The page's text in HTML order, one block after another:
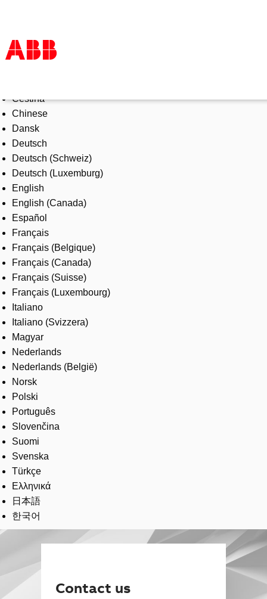
Products & Solutions
Industries
Services
About us
Where to buy
Contact us
Careers
Čeština
Chinese
Dansk
Deutsch
Deutsch (Schweiz)
Deutsch (Luxemburg)
English
English (Canada)
Español
Français
Français (Belgique)
Français (Canada)
Français (Suisse)
Français (Luxembourg)
Italiano
Italiano (Svizzera)
Magyar
Nederlands
Nederlands (België)
Norsk
Polski
Português
Slovenčina
Suomi
Svenska
Türkçe
Ελληνικά
日本語
한국어
Contact us